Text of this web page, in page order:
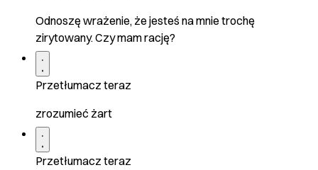
Odnoszę wrażenie, że jesteś na mnie trochę
zirytowany. Czy mam rację?
Przetłumacz teraz
zrozumieć żart
Przetłumacz teraz